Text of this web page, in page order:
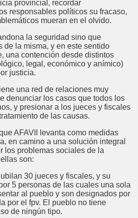
provincial, recordar
responsables políticos su fracaso,
mueran en el olvido.
la seguridad sino que
de la misma, y en este sentido
una contención desde distintos
legal, económico y anímico)
justicia.
una red de relaciones muy
denunciar los casos que todos los
y presionar a los jueces y fiscales
de las causas.
AFAVII levanta como medidas
en camino a una solución integral
los problemas sociales de la
son:
30 jueces y fiscales, y su
5 personas de las cuales una sola
al pueblo y son designados por
por el fpv. El pueblo no tiene
de ningún tipo.